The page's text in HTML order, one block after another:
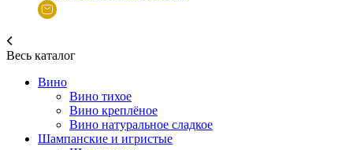
Весь каталог
Вино
Вино тихое
Вино креплёное
Вино натуральное сладкое
Шампанские и игристые